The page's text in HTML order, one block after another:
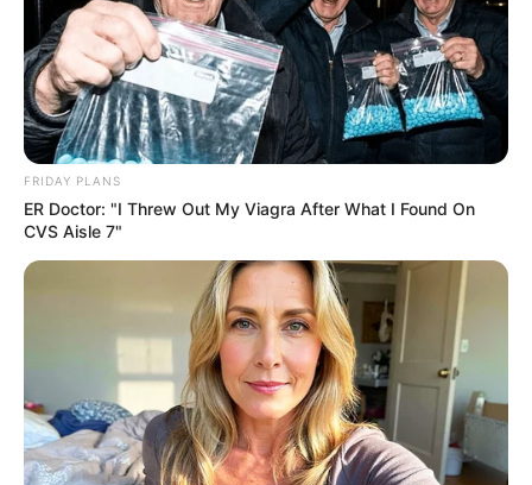
FRIDAY PLANS
ER Doctor: "I Threw Out My Viagra After What I Found On
CVS Aisle 7"